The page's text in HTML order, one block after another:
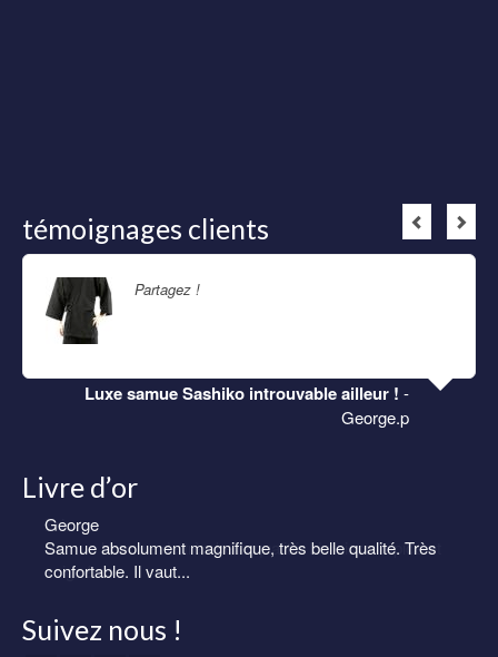
témoignages clients
Partagez !
Luxe samue Sashiko introuvable ailleur ! -
George.p
Livre d’or
Eric
Samue homme de très belle qualité. Livraison rapide et
soignée.
Suivez nous !